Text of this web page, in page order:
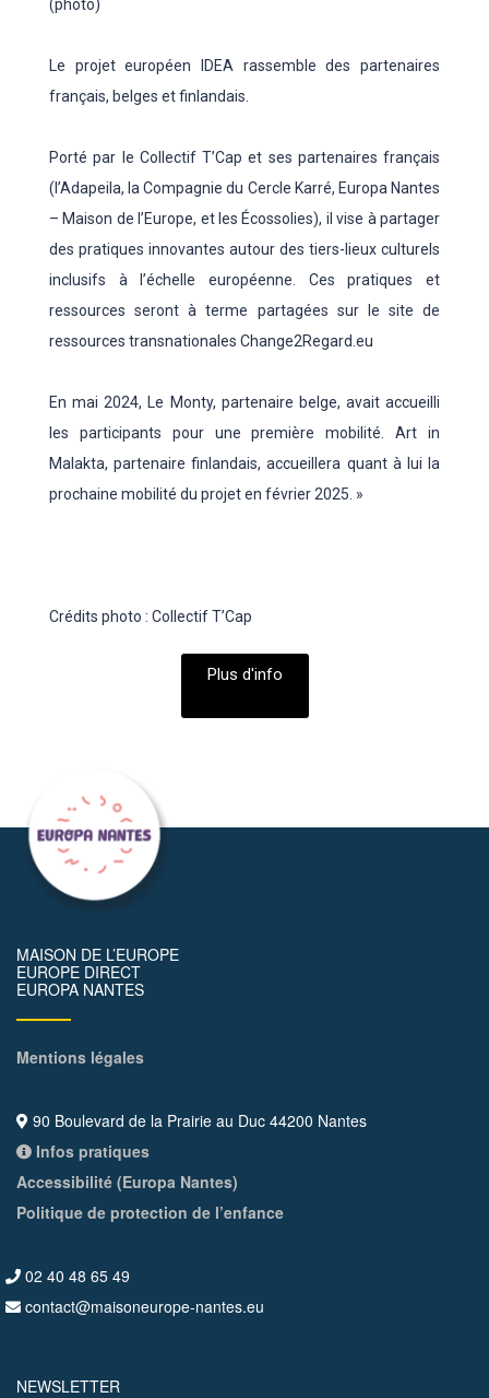
(photo)
Le projet européen IDEA rassemble des partenaires
français, belges et finlandais.
Porté par le Collectif T’Cap et ses partenaires français
(l’Adapeila, la Compagnie du Cercle Karré, Europa Nantes
– Maison de l’Europe, et les Écossolies), il vise à partager
des pratiques innovantes autour des tiers-lieux culturels
inclusifs à l’échelle européenne. Ces pratiques et
ressources seront à terme partagées sur le site de
ressources transnationales Change2Regard.eu
En mai 2024, Le Monty, partenaire belge, avait accueilli
les participants pour une première mobilité. Art in
Malakta, partenaire finlandais, accueillera quant à lui la
prochaine mobilité du projet en février 2025. »
Crédits photo : Collectif T’Cap
Plus d'info
MAISON DE L’EUROPE
EUROPE DIRECT
EUROPA NANTES
Mentions légales
90 Boulevard de la Prairie au Duc 44200 Nantes
Infos pratiques
Accessibilité (Europa Nantes)
Politique de protection de l’enfance
02 40 48 65 49
contact@maisoneurope-nantes.eu
NEWSLETTER